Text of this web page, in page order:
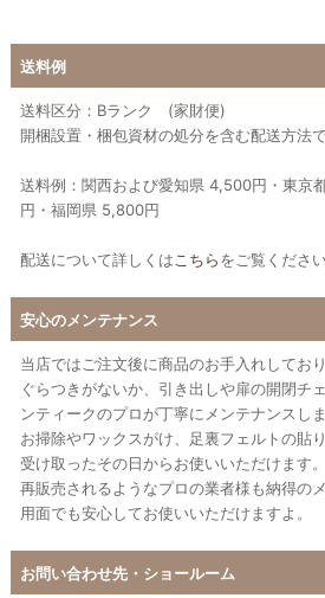
送料例
送料区分：Bランク (家財便)
開梱設置・梱包資材の処分を含む配送方法で
送料例：関西および愛知県 4,500円・東京
円・福岡県 5,800円
配送について詳しくは こちらをご覧ください
安心のメンテナンス
当店ではご注文後に商品のお手入れしており
ぐらつきがないか、引き出しや扉の開閉チ
ンティークのプロが丁寧にメンテナンスしま
お掃除やワックスがけ、足裏フェルトの貼
受け取ったその日からお使いいただけます。
再販売されるようなプロの業者様も納得の
用面でも安心してお使いいただけますよ。
お問い合わせ先・ショールーム